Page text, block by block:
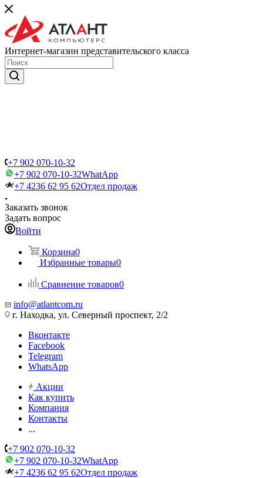
Интернет-магазин представительского класса
+7 902 070-10-32
+7 902 070-10-32WhatApp
+7 4236 62 95 62Отдел продаж
Заказать звонок
Задать вопрос
Войти
Корзина0
Избранные товары0
Сравнение товаров0
info@atlantcom.ru
г. Находка, ул. Северный проспект, 2/2
Вконтакте
Facebook
Telegram
WhatsApp
Акции
Как купить
Компания
Контакты
...
+7 902 070-10-32
+7 902 070-10-32WhatApp
+7 4236 62 95 62Отдел продаж